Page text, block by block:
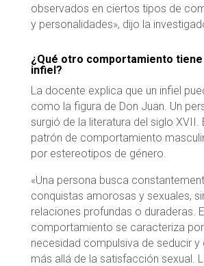
observados en ciertos tipos de
y personalidades», dijo la
¿Qué otro comportamiento
infiel?
La docente explica que un infiel
como la figura de Don Juan. Un
surgió de la literatura del siglo XVII.
patrón de comportamiento
por estereotipos de género.
«Una persona busca
conquistas amorosas y sexuales,
relaciones profundas o duraderas.
comportamiento se caracteriza
necesidad compulsiva de seducir y
más allá de la satisfacción sexual.